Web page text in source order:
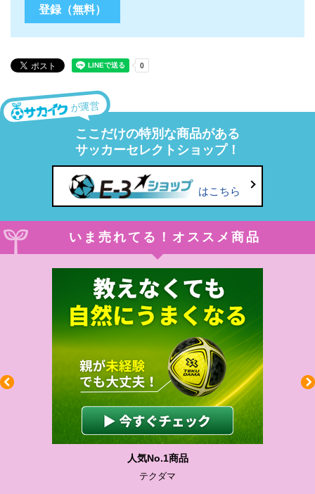
が運営
ここだけの特別な商品がある
サッカーセレクトショップ！
はこちら
いま売れてる！オススメ商品
人気No.1商品
テクダマ